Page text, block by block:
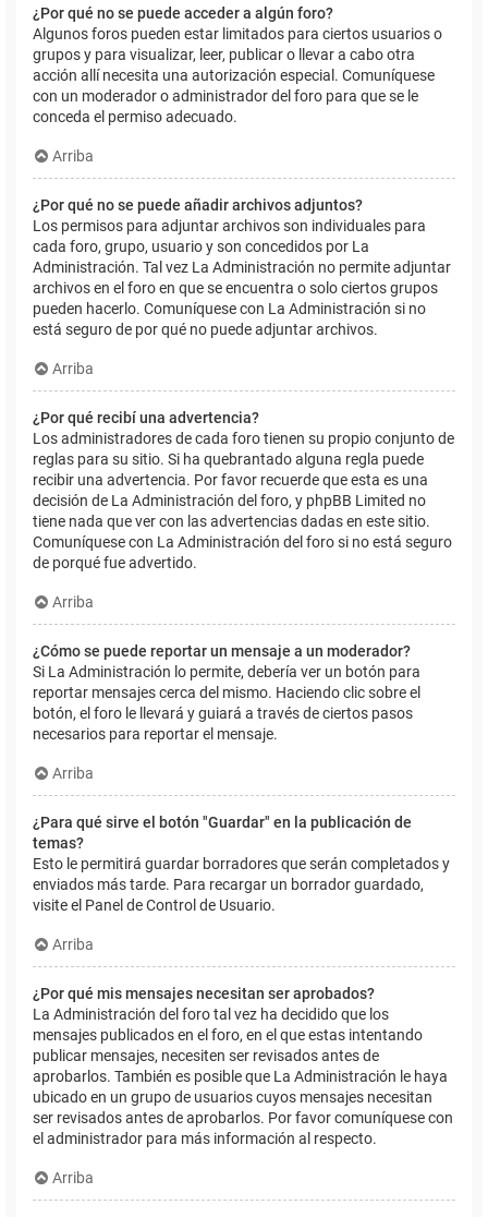
¿Por qué no se puede acceder a algún foro?
Algunos foros pueden estar limitados para ciertos usuarios o
grupos y para visualizar, leer, publicar o llevar a cabo otra
acción allí necesita una autorización especial. Comuníquese
con un moderador o administrador del foro para que se le
conceda el permiso adecuado.
Arriba
¿Por qué no se puede añadir archivos adjuntos?
Los permisos para adjuntar archivos son individuales para
cada foro, grupo, usuario y son concedidos por La
Administración. Tal vez La Administración no permite adjuntar
archivos en el foro en que se encuentra o solo ciertos grupos
pueden hacerlo. Comuníquese con La Administración si no
está seguro de por qué no puede adjuntar archivos.
Arriba
¿Por qué recibí una advertencia?
Los administradores de cada foro tienen su propio conjunto de
reglas para su sitio. Si ha quebrantado alguna regla puede
recibir una advertencia. Por favor recuerde que esta es una
decisión de La Administración del foro, y phpBB Limited no
tiene nada que ver con las advertencias dadas en este sitio.
Comuníquese con La Administración del foro si no está seguro
de porqué fue advertido.
Arriba
¿Cómo se puede reportar un mensaje a un moderador?
Si La Administración lo permite, debería ver un botón para
reportar mensajes cerca del mismo. Haciendo clic sobre el
botón, el foro le llevará y guiará a través de ciertos pasos
necesarios para reportar el mensaje.
Arriba
¿Para qué sirve el botón "Guardar" en la publicación de
temas?
Esto le permitirá guardar borradores que serán completados y
enviados más tarde. Para recargar un borrador guardado,
visite el Panel de Control de Usuario.
Arriba
¿Por qué mis mensajes necesitan ser aprobados?
La Administración del foro tal vez ha decidido que los
mensajes publicados en el foro, en el que estas intentando
publicar mensajes, necesiten ser revisados antes de
aprobarlos. También es posible que La Administración le haya
ubicado en un grupo de usuarios cuyos mensajes necesitan
ser revisados antes de aprobarlos. Por favor comuníquese con
el administrador para más información al respecto.
Arriba